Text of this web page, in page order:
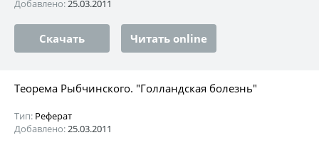
Добавлено:25.03.2011
Скачать Читать online
Теорема Рыбчинского. "Голландская болезнь"
Тип: Реферат
Добавлено:25.03.2011